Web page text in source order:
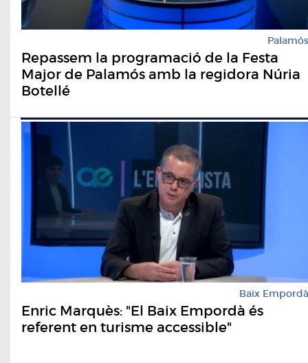
Palamós
Repassem la programació de la Festa
Major de Palamós amb la regidora Núria
Botellé
Baix Empordà
Enric Marquès: "El Baix Empordà és
referent en turisme accessible"